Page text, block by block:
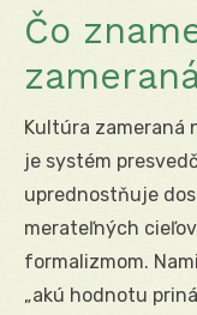
Čo
Kultúra zameraná
je systém
uprednostňuje
merateľných
formalizmom.
„akú hodnotu